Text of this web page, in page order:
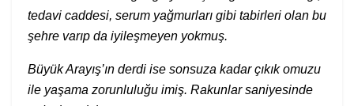
tedavi caddesi, serum yağmurları gibi tabirleri olan bu
şehre varıp da iyileşmeyen yokmuş.
Büyük Arayış’ın derdi ise sonsuza kadar çıkık omuzu
ile yaşama zorunluluğu imiş. Rakunlar saniyesinde